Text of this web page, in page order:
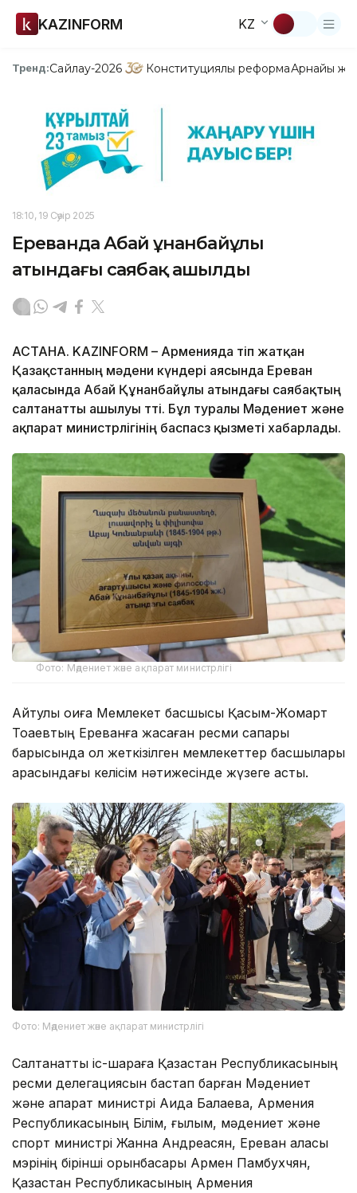
KAZINFORM KZ
Тренд:Сайлау-2026 Конституциялық реформаАрнайы
18:10, 19 Сәуір 2025
Ереванда Абай Құнанбайұлы
атындағы саябақ ашылды
АСТАНА. KAZINFORM – Арменияда өтіп жатқан
Қазақстанның мәдени күндері аясында Ереван
қаласында Абай Құнанбайұлы атындағы саябақтың
салтанатты ашылуы өтті. Бұл туралы Мәдениет және
ақпарат министрлігінің баспасөз қызметі хабарлады.
Фото: Мәдениет және ақпарат министрлігі
Айтулы оқиға Мемлекет басшысы Қасым-Жомарт
Тоқаевтың Ереванға жасаған ресми сапары
барысында қол жеткізілген мемлекеттер басшылары
арасындағы келісім нәтижесінде жүзеге асты.
Фото: Мәдениет және ақпарат министрлігі
Салтанатты іс-шараға Қазақстан Республикасының
ресми делегациясын бастап барған Мәдениет
және ақпарат министрі Аида Балаева, Армения
Республикасының Білім, ғылым, мәдениет және
спорт министрі Жанна Андреасян, Ереван қаласы
мэрінің бірінші орынбасары Армен Памбухчян,
Қазақстан Республикасының Армения